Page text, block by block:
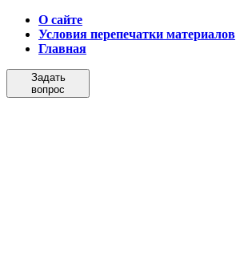
О сайте
Условия перепечатки материалов
Главная
Задать
вопрос